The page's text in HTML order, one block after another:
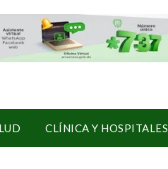
CLÍNICA Y HOSPITALES